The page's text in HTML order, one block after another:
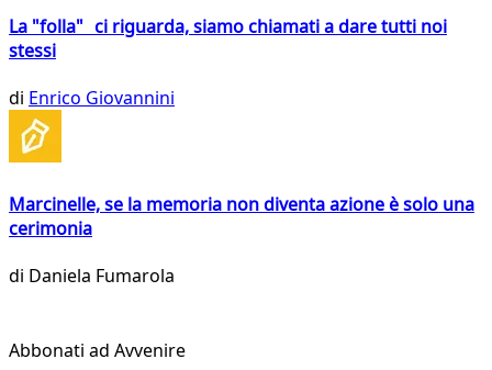
La "folla" ci riguarda, siamo chiamati a dare tutti noi
stessi
di Enrico Giovannini
Marcinelle, se la memoria non diventa azione è solo una
cerimonia
di Daniela Fumarola
Abbonati ad Avvenire